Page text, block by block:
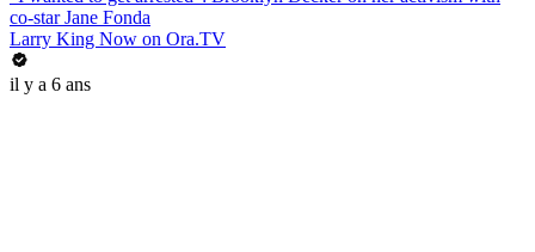
co-star Jane Fonda
Larry King Now on Ora.TV
il y a 6 ans